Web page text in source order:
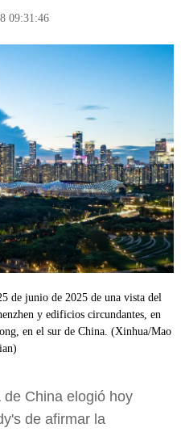
09:31:46
de junio de 2025 de una vista del
y edificios circundantes, en
en el sur de China. (Xinhua/Mao
China elogió hoy
de afirmar la